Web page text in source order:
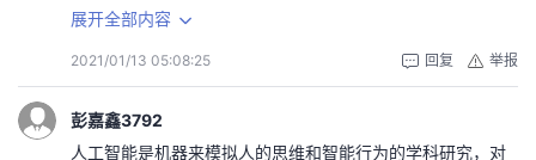
个人的出行需要都可以按需满足，那人们为什么需要一辆自
自动驾驶的发展有两种路线：一种是Google式的，特点是
一下子实现终极目标，中间没有过渡；一种则是以各大车厂
为代表的渐进式自动驾驶实现路线。
要想判断那种更容易先成功那么需要考虑到由现有状态到自
展开全部内容
2021/01/13 05:08:25 举报
回复
彭嘉鑫3792
人工智能是机器来模拟人的思维和智能行为的学科研究，对